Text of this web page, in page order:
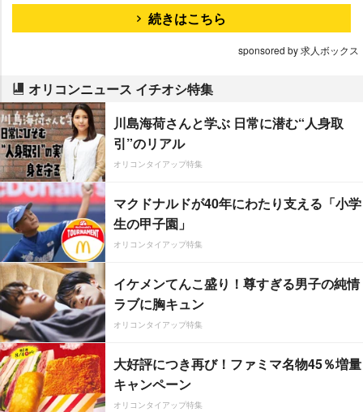
続きはこちら
sponsored by 求人ボックス
オリコンニュース イチオシ特集
川島海荷さんと学ぶ 日常に潜む“人身取
引”のリアル
オリコンタイアップ特集
マクドナルドが40年にわたり支える「小学
生の甲子園」
オリコンタイアップ特集
イケメンてんこ盛り！尊すぎる男子の純情
ラブに胸キュン
オリコンタイアップ特集
大好評につき再び！ファミマ名物45％増量
キャンペーン
オリコンタイアップ特集